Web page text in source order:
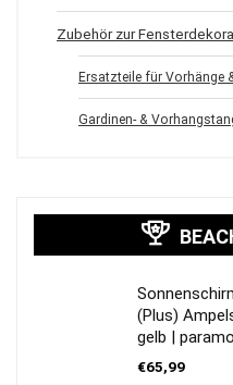
Zubehör zur
Ersatzteile für Vorhänge
Gardinen- &
(Plus)
gelb |
€65,99